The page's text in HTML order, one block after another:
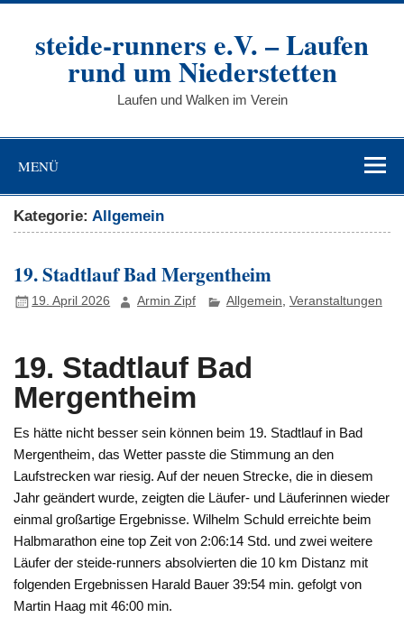
Zum
steide-runners e.V. – Laufen
rund um Niederstetten
Laufen und Walken im Verein
MENÜ
Kategorie:Allgemein
19. Stadtlauf Bad Mergentheim
19. April 2026 Armin Zipf Allgemein, Veranstaltungen
19. Stadtlauf Bad
Mergentheim
Es hätte nicht besser sein können beim 19. Stadtlauf in Bad
Mergentheim, das Wetter passte die Stimmung an den
Laufstrecken war riesig. Auf der neuen Strecke, die in diesem
Jahr geändert wurde, zeigten die Läufer- und Läuferinnen wieder
einmal großartige Ergebnisse. Wilhelm Schuld erreichte beim
Halbmarathon eine top Zeit von 2:06:14 Std. und zwei weitere
Läufer der steide-runners absolvierten die 10 km Distanz mit
folgenden Ergebnissen Harald Bauer 39:54 min. gefolgt von
Martin Haag mit 46:00 min.